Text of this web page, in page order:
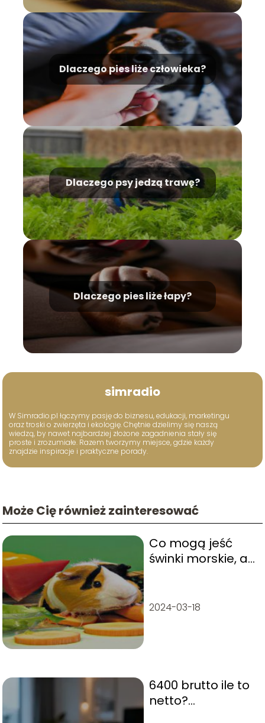
Dlaczego pies liże człowieka?
Dlaczego psy jedzą trawę?
Dlaczego pies liże łapy?
simradio
W Simradio.pl łączymy pasję do biznesu, edukacji, marketingu
oraz troski o zwierzęta i ekologię. Chętnie dzielimy się naszą
wiedzą, by nawet najbardziej złożone zagadnienia stały się
proste i zrozumiałe. Razem tworzymy miejsce, gdzie każdy
znajdzie inspiracje i praktyczne porady.
Może Cię również zainteresować
Co mogą jeść
świnki morskie, a
2024-03-18
6400 brutto ile to
netto?